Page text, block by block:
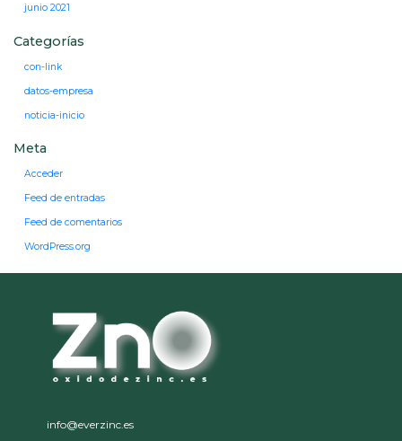
junio 2021
Categorías
con-link
datos-empresa
noticia-inicio
Meta
Acceder
Feed de entradas
Feed de comentarios
WordPress.org
info@everzinc.es